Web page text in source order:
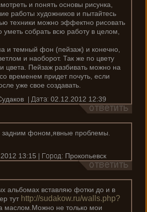
и понять основы рисунка,
работы художников и пытайтесь
техники можно эффектно рисовать
собрать всю работу в целом,
и темный фон (пейзаж) и конечно,
и наоборот. Так же по цвету
цвета. Пейзаж разбивать можно на
временем придет почуть, если
уже свое создавать.
02.12.2012 12:39
задним фоном,явные проблемы.
13:15 Прокопьевск
альбомах вставляю фотки до и в
тут http://sudakow.ru/walls.php?
маслом.Можно не только мои